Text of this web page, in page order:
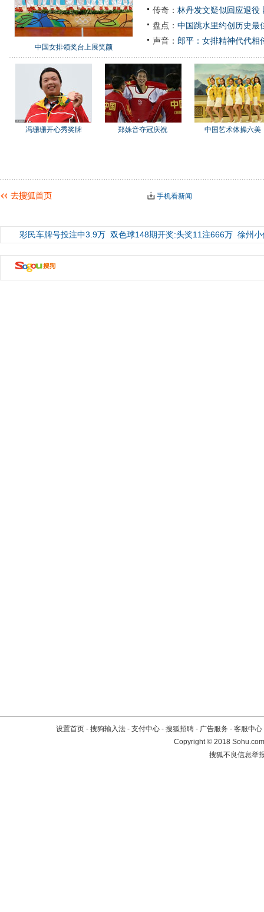
中国女排领奖台上展笑颜
传奇： 林丹发文疑似回应退役
盘点： 中国跳水里约创历史最
声音： 郎平：女排精神代代相
冯珊珊开心秀奖牌 郑姝音夺冠庆祝 中国艺术体操六美
手机看新闻
彩民车牌号投注中3.9万 双色球148期开奖:头奖11注666万 徐州
设置首页 - 搜狗输入法 - 支付中心 - 搜狐招聘 - 广告服务 - 客服中心
Copyright©2018
搜狐不良信息举